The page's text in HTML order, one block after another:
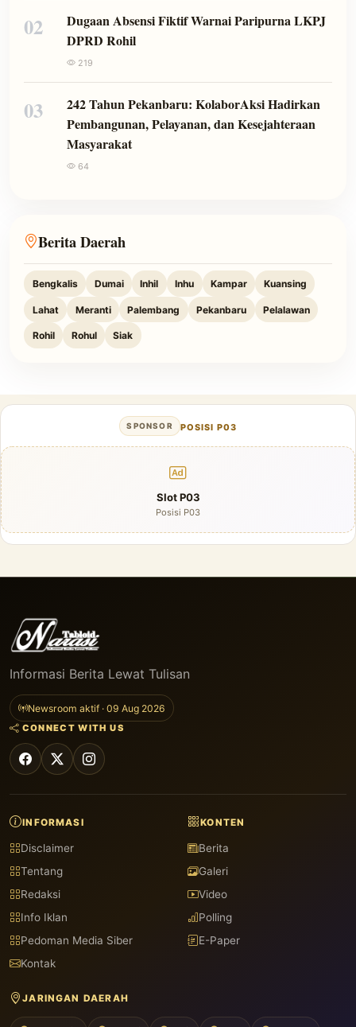
02
Dugaan Absensi Fiktif Warnai Paripurna LKPJ
DPRD Rohil
219
03
242 Tahun Pekanbaru: KolaborAksi Hadirkan
Pembangunan, Pelayanan, dan Kesejahteraan
Masyarakat
64
Berita Daerah
Bengkalis Dumai Inhil Inhu Kampar Kuansing
Lahat Meranti Palembang Pekanbaru Pelalawan
Rohil Rohul Siak
SPONSOR POSISI P03
Slot P03
Posisi P03
Informasi Berita Lewat Tulisan
Newsroom aktif · 09 Aug 2026
CONNECT WITH US
INFORMASI
Disclaimer
Tentang
Redaksi
Info Iklan
Pedoman Media Siber
Kontak
KONTEN
Berita
Galeri
Video
Polling
E-Paper
JARINGAN DAERAH